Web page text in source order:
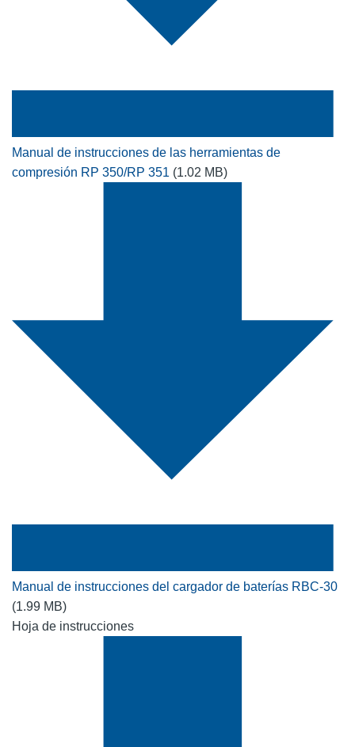
Manual de instrucciones de las herramientas de
compresión RP 350/RP 351 (1.02 MB)
Manual de instrucciones del cargador de baterías RBC-30
(1.99 MB)
Hoja de instrucciones